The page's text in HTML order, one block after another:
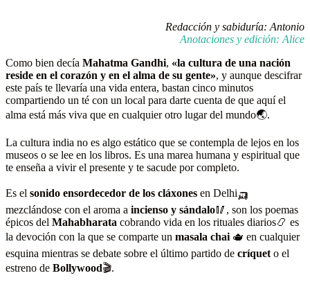
Redacción y sabiduría: Antonio
Anotaciones y edición: Alice
Como bien decía Mahatma Gandhi, «la cultura de una nación
reside en el corazón y en el alma de su gente», y aunque descifrar
este país te llevaría una vida entera, bastan cinco minutos
compartiendo un té con un local para darte cuenta de que aquí el
alma está más viva que en cualquier otro lugar del mundo🌏.
La cultura india no es algo estático que se contempla de lejos en los
museos o se lee en los libros. Es una marea humana y espiritual que
te enseña a vivir el presente y te sacude por completo.
Es el sonido ensordecedor de los cláxones en Delhi🛺
mezclándose con el aroma a incienso y sándalo🥢, son los poemas
épicos del Mahabharata cobrando vida en los rituales diarios📿 es
la devoción con la que se comparte un masala chai 🫖 en cualquier
esquina mientras se debate sobre el último partido de críquet o el
estreno de Bollywood🎬.